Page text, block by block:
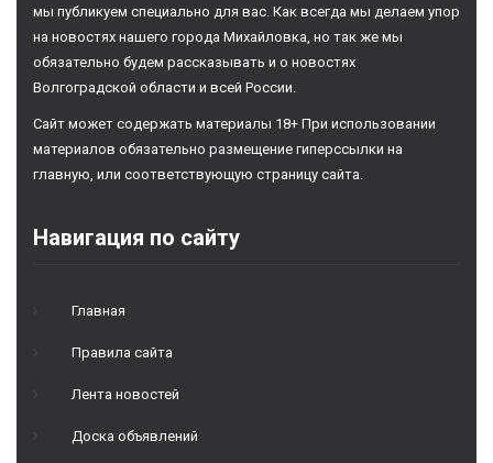
мы публикуем специально для вас. Как всегда мы делаем упор
на новостях нашего города Михайловка, но так же мы
обязательно будем рассказывать и о новостях
Волгоградской области и всей России.
Сайт может содержать материалы 18+ При использовании
материалов обязательно размещение гиперссылки на
главную, или соответствующую страницу сайта.
Навигация по сайту
Главная
Правила сайта
Лента новостей
Доска объявлений